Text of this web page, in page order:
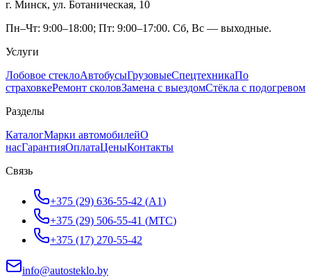
г. Минск, ул. Ботаническая, 10
Пн–Чт: 9:00–18:00; Пт: 9:00–17:00. Сб, Вс — выходные.
Услуги
Лобовое стеклоАвтобусыГрузовыеСпецтехникаПо
страховкеРемонт сколовЗамена с выездомСтёкла с подогревом
Разделы
КаталогМарки автомобилейО
насГарантияОплатаЦеныКонтакты
Связь
+375 (29) 636-55-42 (A1)
+375 (29) 506-55-41 (МТС)
+375 (17) 270-55-42
info@autosteklo.by